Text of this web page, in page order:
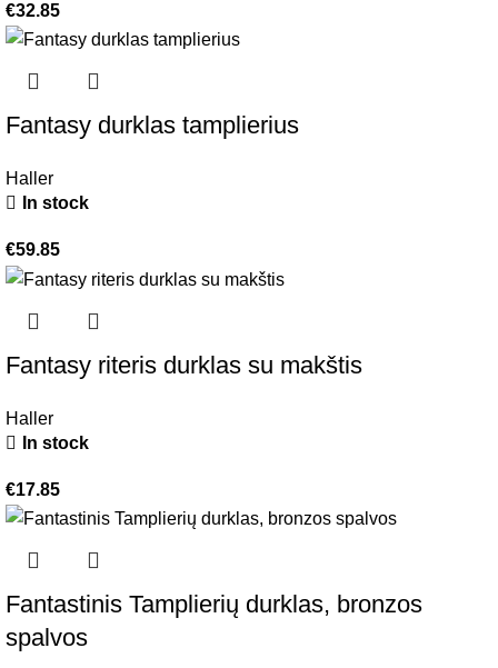
€32.85
Fantasy durklas tamplierius
Haller
In stock
€59.85
Fantasy riteris durklas su makštis
Haller
In stock
€17.85
Fantastinis Tamplierių durklas, bronzos
spalvos